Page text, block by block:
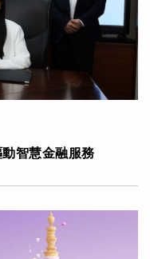
智慧金融服務